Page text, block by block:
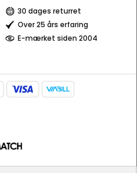
30 dages returret
Over 25 års erfaring
E-mærket siden 2004